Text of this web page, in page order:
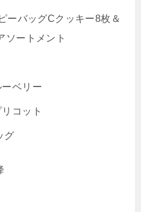
ーバッグCクッキー8枚＆
ソートメント
ベリー
コット
グ